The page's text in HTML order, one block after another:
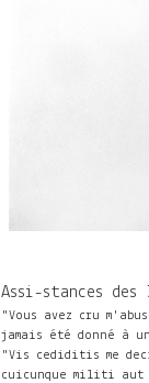
Assi-stances des
"Vous avez cru
jamais été donné à
"Vis cediditis me
cuicunque militi